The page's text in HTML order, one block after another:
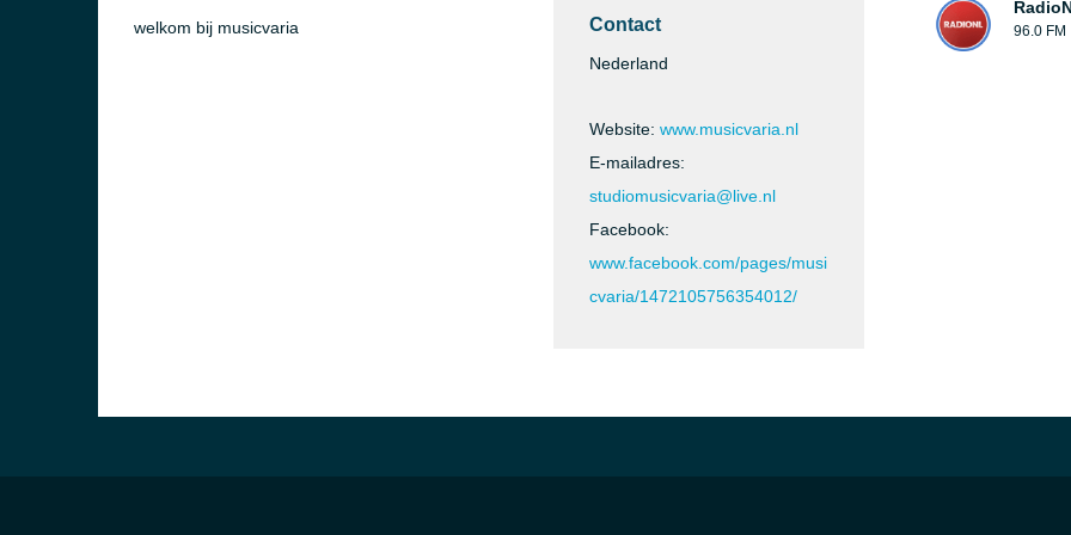
welkom bij musicvaria Contact
Nederland
Website: www.musicvaria.nl
E-mailadres:
studiomusicvaria@live.nl
Facebook:
www.facebook.com/pages/musi
cvaria/1472105756354012/
96.0 FM